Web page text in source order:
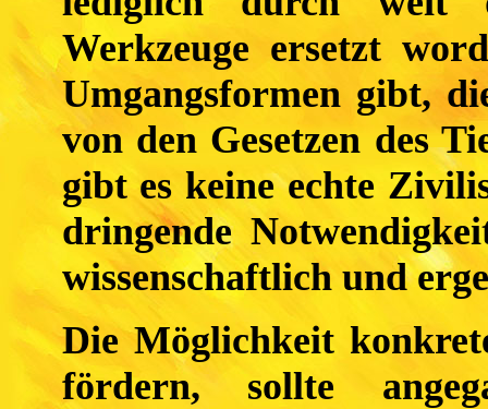
Werkzeuge ersetzt
Umgangsformen gibt,
von den Gesetzen des
gibt es keine echte
dringende
wissenschaftlich und
Die Möglichkeit
fördern, sollte